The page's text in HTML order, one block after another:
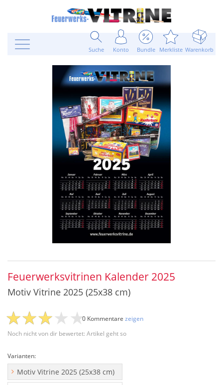
Suche Konto Bundle Merkliste Warenkorb
Feuerwerksvitrinen Kalender 2025
Motiv Vitrine 2025 (25x38 cm)
Noch nicht von dir bewertet: Artikel geht so
0 Kommentare zeigen
Varianten:
Motiv Vitrine 2025 (25x38 cm)